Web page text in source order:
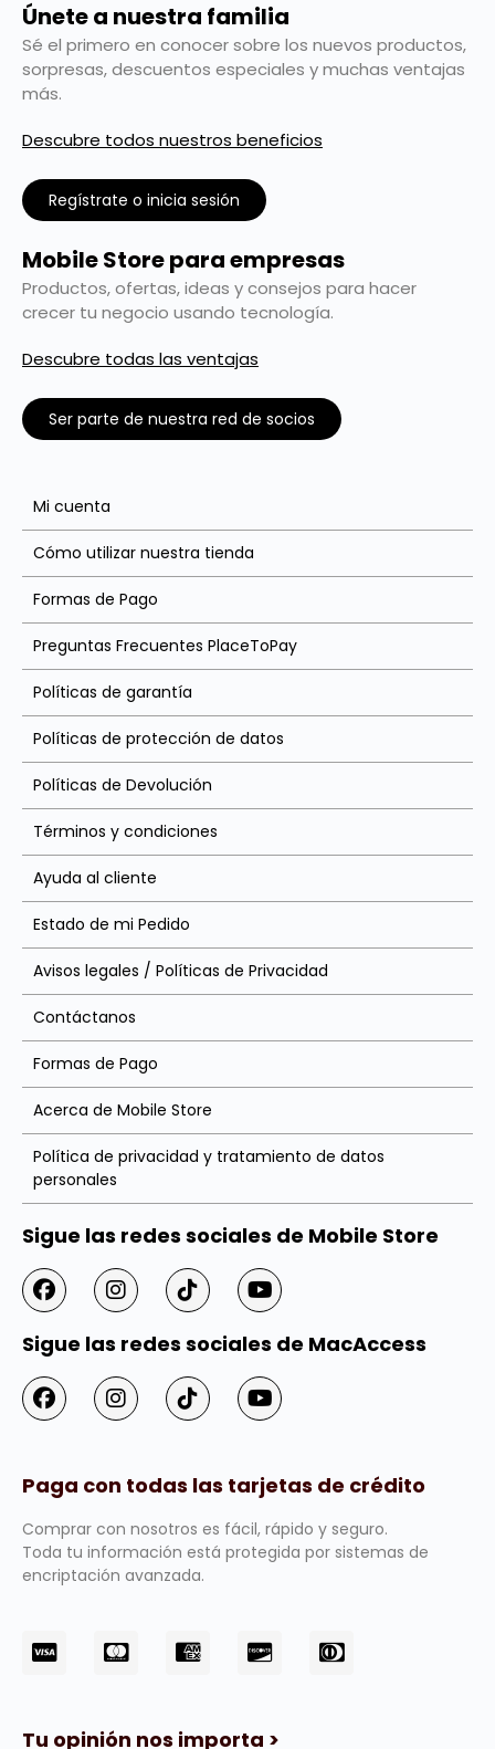
Únete a nuestra familia
Sé el primero en conocer sobre los nuevos productos,
sorpresas, descuentos especiales y muchas ventajas
más.
Descubre todos nuestros beneficios
Regístrate o inicia sesión
Mobile Store para empresas
Productos, ofertas, ideas y consejos para hacer
crecer tu negocio usando tecnología.
Descubre todas las ventajas
Ser parte de nuestra red de socios
Mi cuenta
Cómo utilizar nuestra tienda
Formas de Pago
Preguntas Frecuentes PlaceToPay
Políticas de garantía
Políticas de protección de datos
Políticas de Devolución
Términos y condiciones
Ayuda al cliente
Estado de mi Pedido
Avisos legales / Políticas de Privacidad
Contáctanos
Formas de Pago
Acerca de Mobile Store
Política de privacidad y tratamiento de datos
personales
Sigue las redes sociales de Mobile Store
Sigue las redes sociales de MacAccess
Paga con todas las tarjetas de crédito
Comprar con nosotros es fácil, rápido y seguro.
Toda tu información está protegida por sistemas de
encriptación avanzada.
Tu opinión nos importa >